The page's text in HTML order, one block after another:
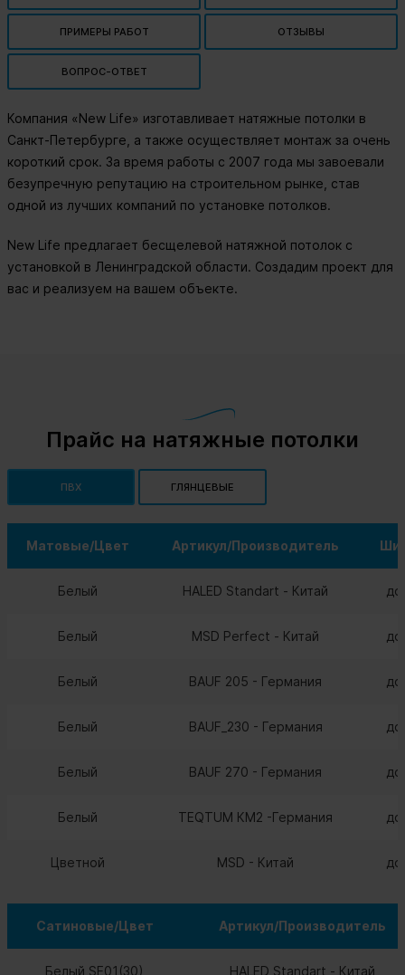
ПРИМЕРЫ РАБОТ ОТЗЫВЫ
ВОПРОС-ОТВЕТ
Компания «New Life» изготавливает натяжные потолки в
Санкт-Петербурге, а также осуществляет монтаж за очень
короткий срок. За время работы с 2007 года мы завоевали
безупречную репутацию на строительном рынке, став
одной из лучших компаний по установке потолков.
New Life предлагает бесщелевой натяжной потолок с
установкой в Ленинградской области. Создадим проект для
вас и реализуем на вашем объекте.
Прайс на натяжные потолки
ПВХ ГЛЯНЦЕВЫЕ
Матовые/Цвет Артикул/Производитель
Белый HALED Standart - Китай
Белый MSD Perfect - Китай
Белый BAUF 205 - Германия
Белый BAUF_230 - Германия
Белый BAUF 270 - Германия
Белый TEQTUM КМ2 -Германия
Цветной MSD - Китай
Сатиновые/Цвет Артикул/Производитель
Белый SE01(30) HALED Standart - Китай